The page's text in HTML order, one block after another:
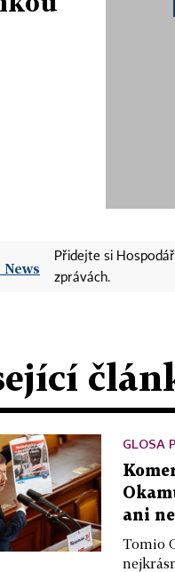
Přidejte si
zprávách.
GLOSA
ani
Tomio